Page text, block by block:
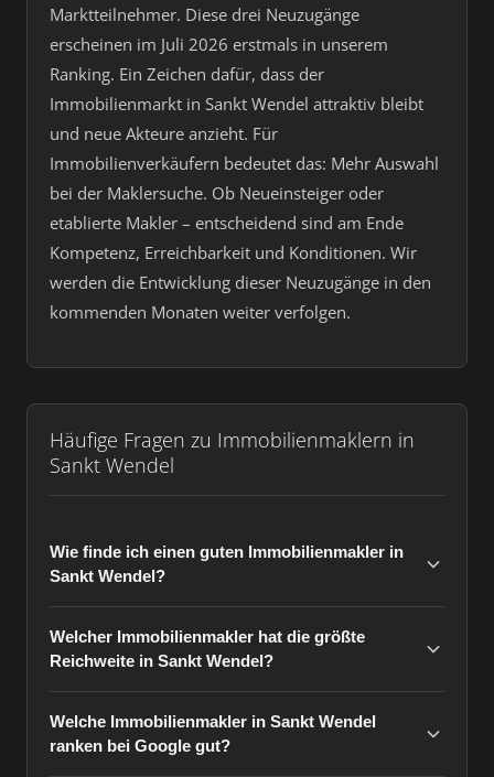
Marktteilnehmer. Diese drei Neuzugänge
erscheinen im Juli 2026 erstmals in unserem
Ranking. Ein Zeichen dafür, dass der
Immobilienmarkt in Sankt Wendel attraktiv bleibt
und neue Akteure anzieht. Für
Immobilienverkäufern bedeutet das: Mehr Auswahl
bei der Maklersuche. Ob Neueinsteiger oder
etablierte Makler – entscheidend sind am Ende
Kompetenz, Erreichbarkeit und Konditionen. Wir
werden die Entwicklung dieser Neuzugänge in den
kommenden Monaten weiter verfolgen.
Häufige Fragen zu Immobilienmaklern in
Sankt Wendel
Wie finde ich einen guten Immobilienmakler in
Sankt Wendel?
Welcher Immobilienmakler hat die größte
Reichweite in Sankt Wendel?
Welche Immobilienmakler in Sankt Wendel
ranken bei Google gut?